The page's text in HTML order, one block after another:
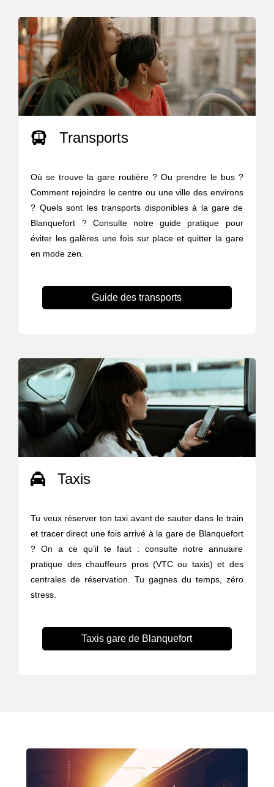
Transports
Où se trouve la gare routière ? Ou prendre le bus ?
Comment rejoindre le centre ou une ville des environs
? Quels sont les transports disponibles à la gare de
Blanquefort ? Consulte notre guide pratique pour
éviter les galères une fois sur place et quitter la gare
en mode zen.
Guide des transports
Taxis
Tu veux réserver ton taxi avant de sauter dans le train
et tracer direct une fois arrivé à la gare de Blanquefort
? On a ce qu’il te faut : consulte notre annuaire
pratique des chauffeurs pros (VTC ou taxis) et des
centrales de réservation. Tu gagnes du temps, zéro
stress.
Taxis gare de Blanquefort